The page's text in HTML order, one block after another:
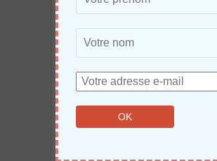
Edito : Youssou Ndour vice-
la CISAC 05/06/2026
Mouna, la nouvelle voix d’or du
Nare Productions 01/06/2026